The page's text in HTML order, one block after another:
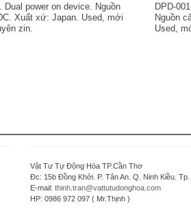
Dual power on device. Nguồn
Xuất xứ: Japan. Used, mới
zin.
DPD-
Nguồn
Used,
Vật Tư Tự Động Hóa TP.Cần Thơ
Đc: 15b Đồng Khởi. P. Tân An. Q. Ninh Kiều.
E-mail: thinh.tran@vattutudonghoa.com
HP: 0986 972 097 ( Mr.Thịnh )